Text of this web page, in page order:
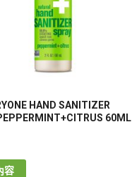
HAND SANITIZER
60ML
容